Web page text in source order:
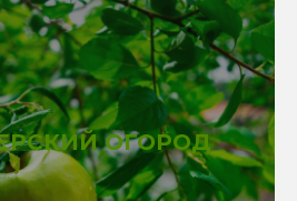
ОГОРОД